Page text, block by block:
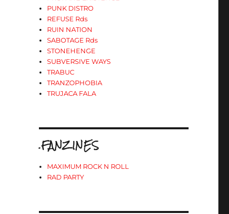
PUNK DISTRO
REFUSE Rds
RUIN NATION
SABOTAGE Rds
STONEHENGE
SUBVERSIVE WAYS
TRABUC
TRANZOPHOBIA
TRUJACA FALA
.FANZINES
MAXIMUM ROCK N ROLL
RAD PARTY